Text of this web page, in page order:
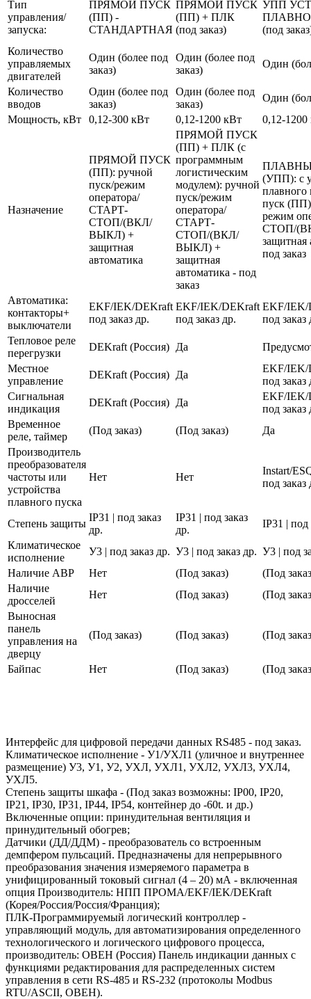
Тип
управления/
запуска:
ПРЯМОЙ ПУСК
(ПП) -
СТАНДАРТНАЯ
ПРЯМОЙ ПУСК
(ПП) + ПЛК
(под заказ)
УПП
(под
Количество
управляемых
двигателей
Один (более под
заказ)
Один (более под
заказ)
Один
Количество
вводов
Один (более под
заказ)
Один (более под
заказ)
Один
Мощность, кВт
0,12-300 кВт 0,12-1200 кВт 0,12-1200
Назначение
ПРЯМОЙ ПУСК
(ПП): ручной
пуск/режим
оператора/
СТАРТ-
СТОП/(ВКЛ/
ВЫКЛ) +
защитная
автоматика
ПРЯМОЙ ПУСК
(ПП) + ПЛК (с
программным
логистическим
модулем): ручной
пуск/режим
оператора/
СТАРТ-
СТОП/(ВКЛ/
ВЫКЛ) +
защитная
автоматика - под
заказ
(УПП): с
плавного
пуск
режим
СТОП/
защитная
под заказ
Автоматика:
контакторы+
выключатели
EKF/IEK/DEKraft
под заказ др.
EKF/IEK/DEKraft
под заказ др.
EKF/IEK/
под заказ
Тепловое реле
перегрузки
DEKraft (Россия) Да
Местное
управление
DEKraft (Россия) Да
EKF/IEK/
под заказ
Сигнальная
индикация
DEKraft (Россия) Да
EKF/IEK/
под заказ
Временное
реле, таймер
(Под заказ) (Под заказ)
Да
Производитель
преобразователя
частоты или
устройства
плавного пуска
Нет Нет
Instart/
под заказ
Степень защиты
IP31 | под заказ
др.
IP31 | под заказ
др.
IP31 | под
Климатическое
исполнение
У3 | под заказ др. У3 | под заказ др. У3 | под
Наличие АВР
Нет (Под заказ)
(Под
Наличие
дросселей
Нет (Под заказ)
(Под
Выносная
панель
управления на
дверцу
(Под заказ) (Под заказ) (Под
Байпас Нет (Под заказ) (Под
Интерфейс для цифровой передачи данных RS485 - под заказ.
Климатическое исполнение - У1/УХЛ1 (уличное и внутреннее
размещение) У3, У1, У2, УХЛ, УХЛ1, УХЛ2, УХЛ3, УХЛ4,
УХЛ5.
Степень защиты шкафа - (Под заказ возможны: IP00, IP20,
IP21, IP30, IP31, IP44, IP54, контейнер до -60t. и др.)
Включенные опции: принудительная вентиляция и
принудительный обогрев;
Датчики (ДД/ДДМ) - преобразователь со встроенным
демпфером пульсаций. Предназначены для непрерывного
преобразования значения измеряемого параметра в
унифицированный токовый сигнал (4 – 20) мА - включенная
опция Производитель: НПП ПРОМА/EKF/IEK/DEKraft
(Корея/Россия/Россия/Франция);
ПЛК-Программируемый логический контроллер -
управляющий модуль, для автоматизирования определенного
технологического и логического цифрового процесса,
производитель: ОВЕН (Россия) Панель индикации данных с
функциями редактирования для распределенных систем
управления в сети RS-485 и RS-232 (протоколы Modbus
RTU/ASCII, ОВЕН).